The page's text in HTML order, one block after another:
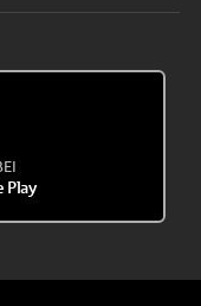
Play